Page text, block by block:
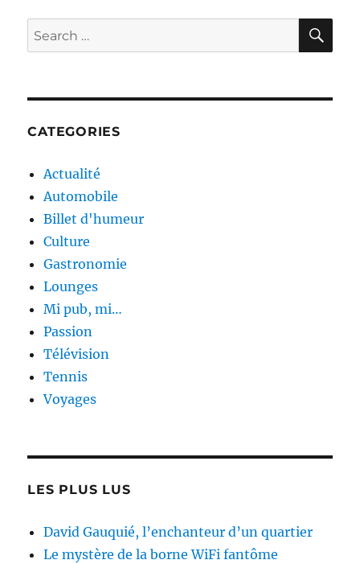
dernière
Search
for:
CATEGORIES
Actualité
Automobile
Billet d'humeur
Culture
Gastronomie
Lounges
Mi pub, mi…
Passion
Télévision
Tennis
Voyages
LES PLUS LUS
David Gauquié, l’enchanteur d’un quartier
Le mystère de la borne WiFi fantôme